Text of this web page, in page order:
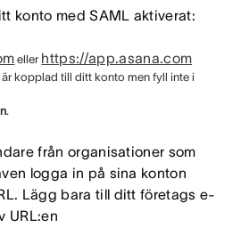
konto med SAML aktiverat:
eller https://app.asana.com
kopplad till ditt konto men fyll inte i
.
från organisationer som
logga in på sina konton
Lägg bara till ditt företags e-
URL:en